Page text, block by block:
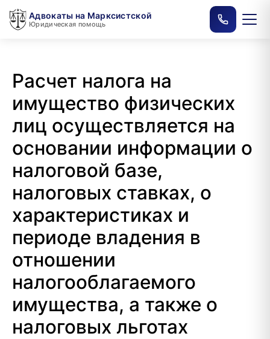
Адвокаты на Марксистской
Юридическая помощь
Расчет налога на
имущество физических
лиц осуществляется на
основании информации о
налоговой базе,
налоговых ставках, о
характеристиках и
периоде владения в
отношении
налогооблагаемого
имущества, а также о
налоговых льготах